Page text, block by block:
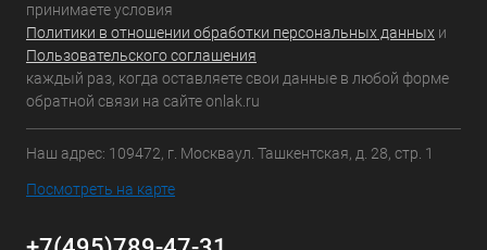
принимаете условия
Политики в отношении обработки персональных данных и
Пользовательского соглашения
каждый раз, когда оставляете свои данные в любой форме
обратной связи на сайте onlak.ru
Наш адрес: 109472, г. Москваул. Ташкентская, д. 28, стр. 1
Посмотреть на карте